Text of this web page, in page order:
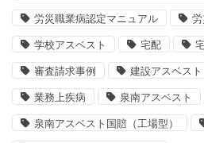
労災職業病認定マニュアル 労
学校アスベスト 宅配
審査請求事例 建設アスベスト
業務上疾病 泉南アスベスト
泉南アスベスト国賠（工場型）